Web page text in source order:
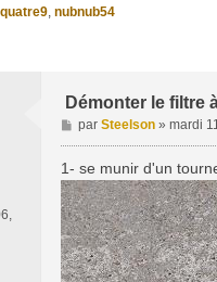
, nubnub54
Démonter le filtre
M
e
s
a
g
e
par Steelson» mardi
1- se munir d'un